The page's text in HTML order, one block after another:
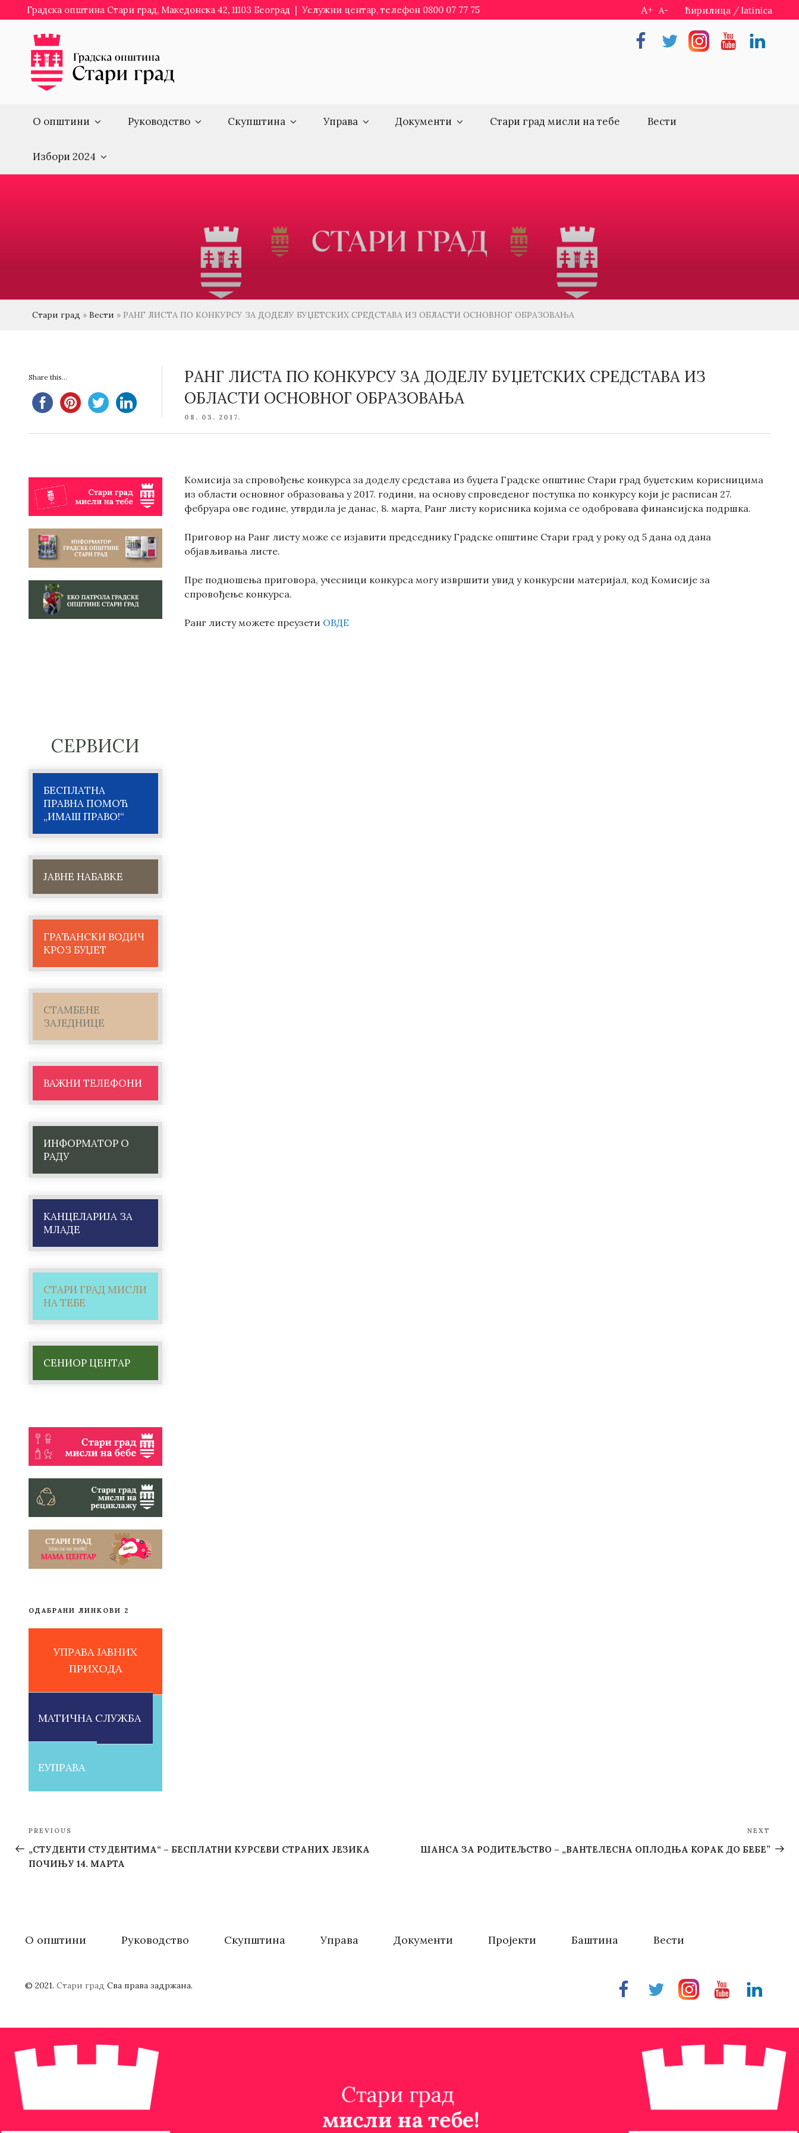
to
content
Градска општина Стари град, Македонска 42, 11103 Београд | Услужни центар, телефон 0800 07 77 75 A+ A- ћирилица / latinica
FacebookTwitterInstragramYoutubeLinkedin
О општини Руководство Скупштина Управа Документи Стари град мисли на тебе Вести
Избори 2024
Стари град » Вести » РАНГ ЛИСТА ПО КОНКУРСУ ЗА ДОДЕЛУ БУЏЕТСКИХ СРЕДСТАВА ИЗ ОБЛАСТИ ОСНОВНОГ ОБРАЗОВАЊА
Share this...
РАНГ ЛИСТА ПО КОНКУРСУ ЗА ДОДЕЛУ БУЏЕТСКИХ СРЕДСТАВА ИЗ
ОБЛАСТИ ОСНОВНОГ ОБРАЗОВАЊА
POSTED
08. 03. 2017.
СЕРВИСИ
БЕСПЛАТНА
ПРАВНА ПОМОЋ
„ИМАШ ПРАВО!“
ЈАВНЕ НАБАВКЕ
ГРАЂАНСКИ ВОДИЧ
КРОЗ БУЏЕТ
СТАМБЕНЕ
ЗАЈЕДНИЦЕ
ВАЖНИ ТЕЛЕФОНИ
ИНФОРМАТОР О
РАДУ
КАНЦЕЛАРИЈА ЗА
МЛАДЕ
СТАРИ ГРАД МИСЛИ
НА ТЕБЕ
СЕНИОР ЦЕНТАР
ОДАБРАНИ ЛИНКОВИ 2
УПРАВА ЈАВНИХ
ПРИХОДА
МАТИЧНА СЛУЖБА
ЕУПРАВА
Комисија за спровођење конкурса за доделу средстава из буџета Градске општине Стари град буџетским корисницима
из области основног образовања у 2017. години, на основу спроведеног поступка по конкурсу који је расписан 27.
фебруара ове године, утврдила је данас, 8. марта, Ранг листу корисника којима се одобровава финансијска подршка.
Приговор на Ранг листу може се изјавити председнику Градске општине Стари град у року од 5 дана од дана
објављивања листе.
Пре подношења приговора, учесници конкурса могу извршити увид у конкурсни материјал, код Комисије за
спровођење конкурса.
Ранг листу можете преузети ОВДЕ
Post
navigation
Previous
Post
PREVIOUS
„СТУДЕНТИ СТУДЕНТИМА“ – БЕСПЛАТНИ КУРСЕВИ СТРАНИХ ЈЕЗИКА
ПОЧИЊУ 14. МАРТА
Post
NEXT
ШАНСА ЗА РОДИТЕЉСТВО – „ВАНТЕЛЕСНА ОПЛОДЊА КОРАК ДО БЕБЕ”
О општини Руководство Скупштина Управа Документи Пројекти Баштина Вести
FacebookTwitterInstragramYoutubeLinkedin
© 2021. Стари град Сва права задржана.